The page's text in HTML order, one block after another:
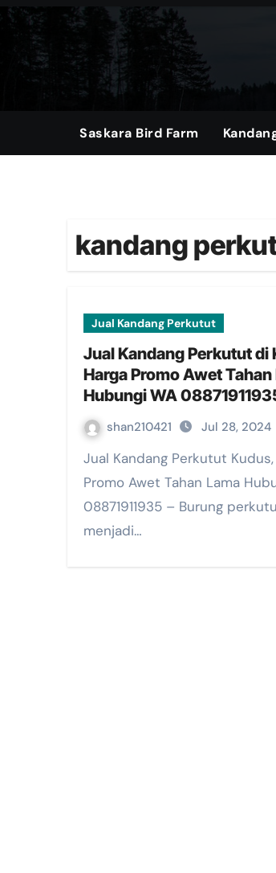
Skip
content
Saskara Bird Farm
kandang
Jual Kandang Perkutut
Jual Kandang Perkutut di
Harga Promo Awet Tahan
Hubungi WA
shan210421 Jul 28, 2024
Jual Kandang Perkutut Kudus, Harga
Promo Awet Tahan Lama
08871911935 – Burung
menjadi…